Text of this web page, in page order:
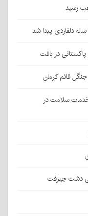
قائم کرمان
سلامت در
دشت جیرفت